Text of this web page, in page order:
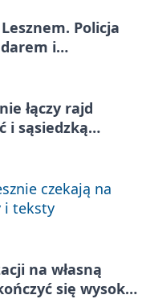
Policja
i
łączy rajd
i sąsiedzką
czekają na
i teksty
na własną
się wysoką